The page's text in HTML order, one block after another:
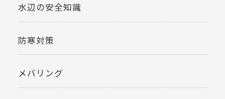
水辺の安全知識
防寒対策
メバリング